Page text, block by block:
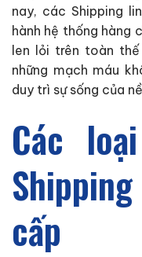
nay, các Shipping
hành hệ thống hàng
len lỏi trên toàn
những mạch máu
duy trì sự sống của
Các
cấp